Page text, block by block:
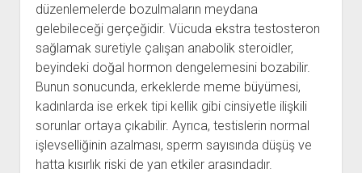
düzenlemelerde bozulmaların meydana
gelebileceği gerçeğidir. Vücuda ekstra testosteron
sağlamak suretiyle çalışan anabolik steroidler,
beyindeki doğal hormon dengelemesini bozabilir.
Bunun sonucunda, erkeklerde meme büyümesi,
kadınlarda ise erkek tipi kellik gibi cinsiyetle ilişkili
sorunlar ortaya çıkabilir. Ayrıca, testislerin normal
işlevselliğinin azalması, sperm sayısında düşüş ve
hatta kısırlık riski de yan etkiler arasındadır.